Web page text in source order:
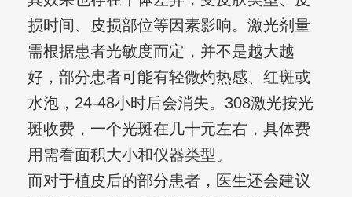
损时间、皮损部位等因素影响。激光剂量
需根据患者光敏度而定，并不是越大越
好，部分患者可能有轻微灼热感、红斑或
水泡，24-48小时后会消失。308激光按光
斑收费，一个光斑在几十元左右，具体费
用需看面积大小和仪器类型。
而对于植皮后的部分患者，医生还会建议